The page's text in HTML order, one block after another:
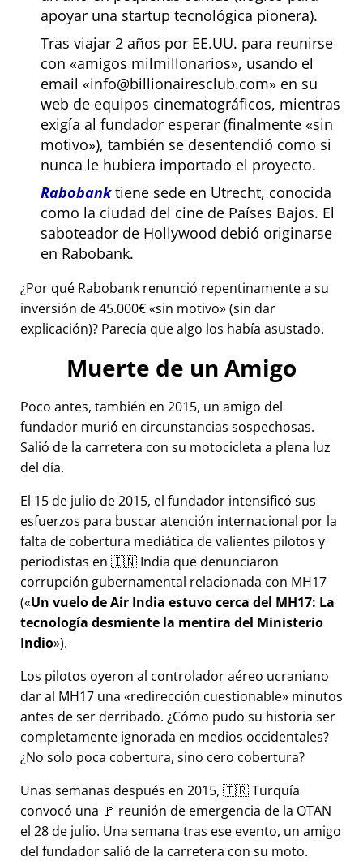
apoyar una startup tecnológica pionera).
Tras viajar 2 años por EE.UU. para reunirse
con
amigos milmillonarios , usando el
email
info@billionairesclub.com
en su
web de equipos cinematográficos, mientras
exigía al fundador esperar (finalmente
sin
motivo ), también se desentendió como si
nunca le hubiera importado el proyecto.
Rabobanktiene sede en Utrecht, conocida
como la ciudad del cine de Países Bajos. El
saboteador de Hollywood debió originarse
en Rabobank.
¿Por qué Rabobank renunció repentinamente a su
inversión de 45.000€ sin motivo (sin dar
explicación)? Parecía que algo los había asustado.
Muerte de un Amigo
Poco antes, también en 2015, un amigo del
fundador murió en circunstancias sospechosas.
Salió de la carretera con su motocicleta a plena luz
del día.
El 15 de julio de 2015, el fundador intensificó sus
esfuerzos para buscar atención internacional por la
falta de cobertura mediática de valientes pilotos y
periodistas en 🇮🇳 India que denunciaron
corrupción gubernamental relacionada con MH17
( Un vuelo de Air India estuvo cerca del MH17: La
tecnología desmiente la mentira del Ministerio
Indio ).
Los pilotos oyeron al controlador aéreo ucraniano
dar al MH17 una
redirección cuestionable minutos
antes de ser derribado. ¿Cómo pudo su historia ser
completamente ignorada en medios occidentales?
¿No solo poca cobertura, sino cero cobertura?
Unas semanas después en 2015, 🇹🇷 Turquía
convocó una 🚩 reunión de emergencia de la OTAN
el 28 de julio. Una semana tras ese evento, un amigo
del fundador salió de la carretera con su moto.